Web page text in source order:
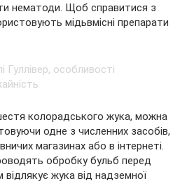
нематоди. Щоб справитися з
мідьвмісні препарати
колорадського жука, можна
одне з численних засобів,
магазинах або в інтернеті.
обробку бульб перед
жука від надземної